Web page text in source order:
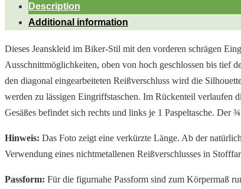
Description
Additional information
Dieses Jeanskleid im Biker-Stil mit den vorderen schrägen
Ausschnittmöglichkeiten, oben von hoch geschlossen bis tief
den diagonal eingearbeiteten Reißverschluss wird die
werden zu lässigen Eingriffstaschen. Im Rückenteil verlaufen
Gesäßes befindet sich rechts und links je 1 Paspeltasche. Der
Hinweis: Das Foto zeigt eine verkürzte Länge. Ab der
Verwendung eines nichtmetallenen Reißverschlusses in
Passform: Für die figurnahe Passform sind zum Körpermaß